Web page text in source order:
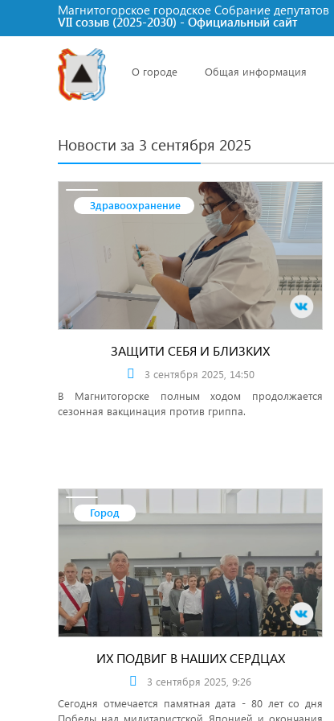
Магнитогорское городское Cобрание депутатов
VII созыв (2025-2030) - Официальный сайт
О городе Общая информация
Новости за 3 сентября 2025
Здравоохранение
ЗАЩИТИ СЕБЯ И БЛИЗКИХ
3 сентября 2025, 14:50
В Магнитогорске полным ходом продолжается
сезонная вакцинация против гриппа.
Город
ИХ ПОДВИГ В НАШИХ СЕРДЦАХ
3 сентября 2025, 9:26
Сегодня отмечается памятная дата - 80 лет со дня
Победы над милитаристской Японией и окончания